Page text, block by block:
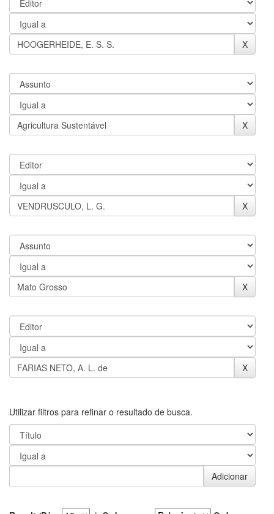
Utilizar filtros para refinar o resultado de busca.